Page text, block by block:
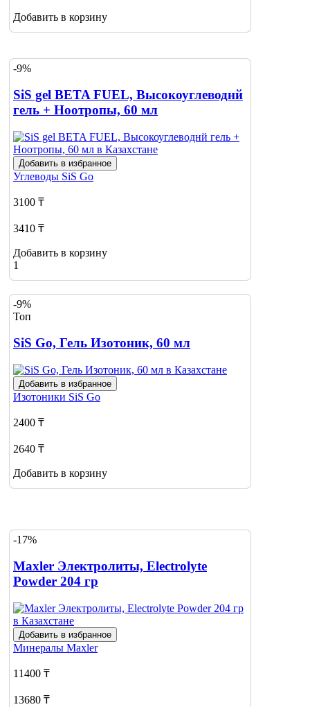
Добавить в корзину
-9%
SiS gel BETA FUEL, Высокоуглеводнй
гель + Ноотропы, 60 мл
Добавить в избранное
Углеводы SiS Go
3100 ₸
3410 ₸
Добавить в корзину
1
-9%
Топ
SiS Go, Гель Изотоник, 60 мл
Добавить в избранное
Изотоники SiS Go
2400 ₸
2640 ₸
Добавить в корзину
-17%
Maxler Электролиты, Electrolyte
Powder 204 гр
Добавить в избранное
Минералы Maxler
11400 ₸
13680 ₸